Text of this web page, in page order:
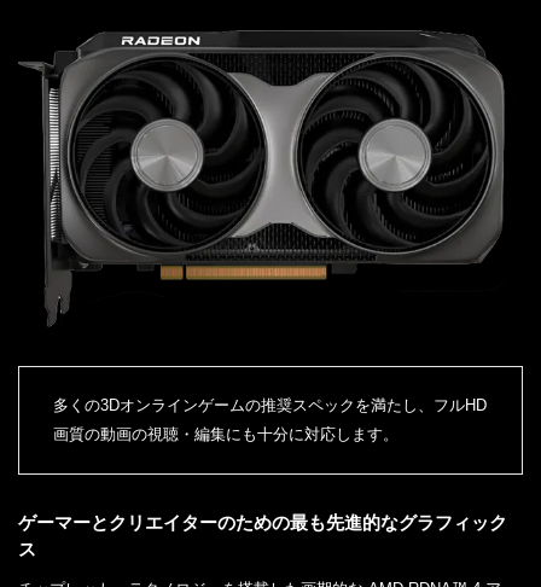
多くの3Dオンラインゲームの推奨スペックを満たし、フルHD
画質の動画の視聴・編集にも十分に対応します。
ゲーマーとクリエイターのための最も先進的なグラフィック
ス